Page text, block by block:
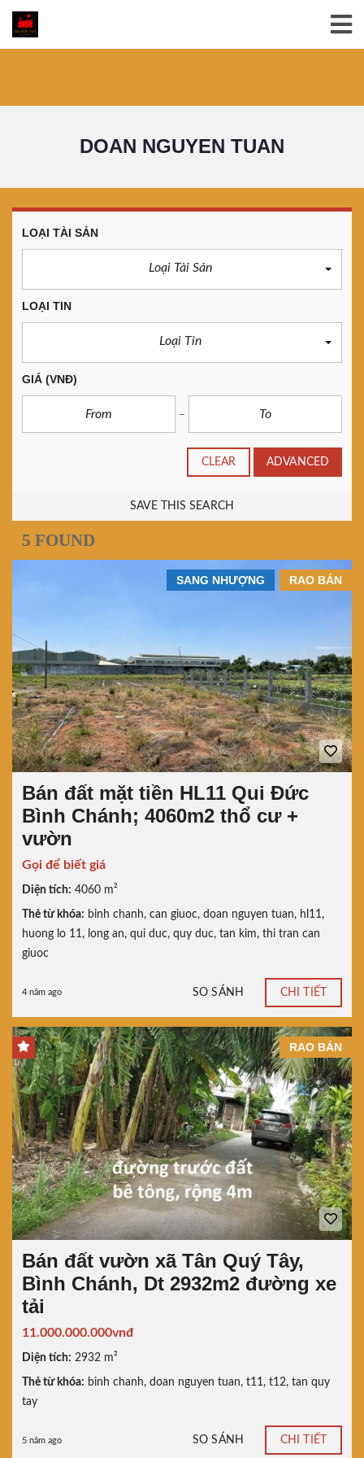
DOAN NGUYEN TUAN
LOẠI TÀI SẢN
Loại Tài Sản
LOẠI TIN
Loại Tin
GIÁ (VNĐ)
CLEAR ADVANCED
SAVE THIS SEARCH
5 FOUND
RAO BÁN
SANG NHƯỢNG
Bán đất mặt tiền HL11 Qui Đức
Bình Chánh; 4060m2 thổ cư +
vườn
Gọi để biết giá
Diện tích: 4060 m²
Thẻ từ khóa: binh chanh, can giuoc, doan nguyen tuan, hl11,
huong lo 11, long an, qui duc, quy duc, tan kim, thi tran can
giuoc
4 năm ago SO SÁNH CHI TIẾT
RAO BÁN
Bán đất vườn xã Tân Quý Tây,
Bình Chánh, Dt 2932m2 đường xe
tải
11.000.000.000vnđ
Diện tích: 2932 m²
Thẻ từ khóa: binh chanh, doan nguyen tuan, t11 , t12, tan quy
tay
5 năm ago SO SÁNH CHI TIẾT